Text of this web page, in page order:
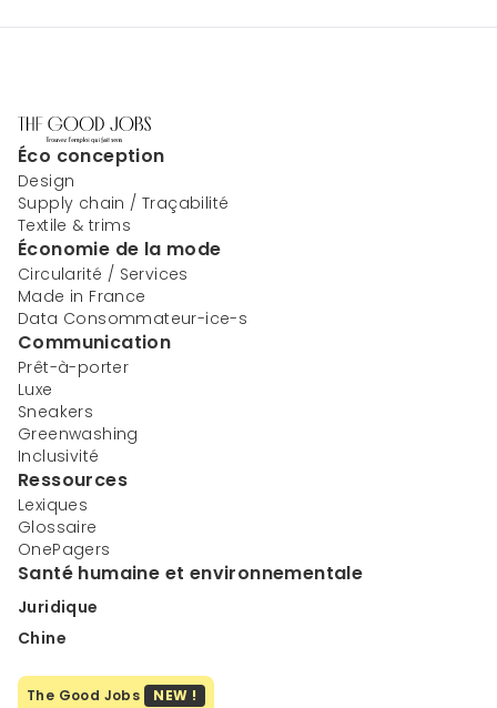
Éco conception
Design
Supply chain / Traçabilité
Textile & trims
Économie de la mode
Circularité / Services
Made in France
Data Consommateur-ice-s
Communication
Prêt-à-porter
Luxe
Sneakers
Greenwashing
Inclusivité
Ressources
Lexiques
Glossaire
OnePagers
Santé humaine et environnementale
Juridique
Chine
The Good Jobs NEW !